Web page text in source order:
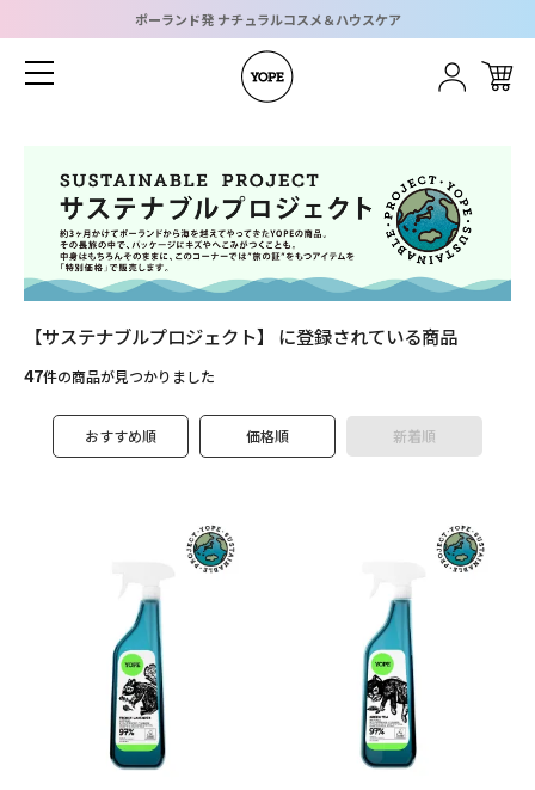
ポーランド発 ナチュラルコスメ＆ハウスケア
CATEGORY すべてのアイテムを見る
Home
Gift
特集
ニュース
【サステナブルプロジェクト】 に登録されている商品
47件の商品が見つかりました
おすすめ順 価格順 新着順
ホーム
グループメニュー
ショッピングガイド